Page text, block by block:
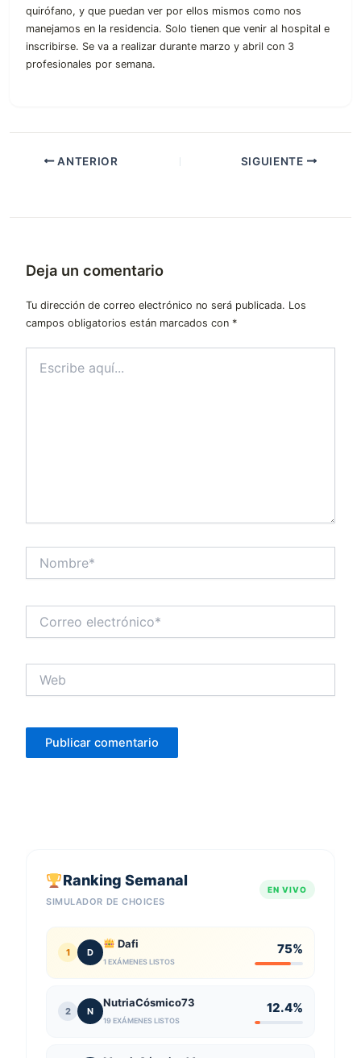
quirófano, y que puedan ver por ellos mismos como nos
manejamos en la residencia. Solo tienen que venir al hospital e
inscribirse. Se va a realizar durante marzo y abril con 3
profesionales por semana.
ANTERIOR SIGUIENTE
Deja un comentario
Tu dirección de correo electrónico no será publicada. Los
campos obligatorios están marcados con *
aquí...
electrónico*
Ranking Semanal
SIMULADOR DE CHOICES
EN VIVO
1 D
Dafi
1 EXÁMENES LISTOS
75%
2 N
NutriaCósmico73
19 EXÁMENES LISTOS
12.4%